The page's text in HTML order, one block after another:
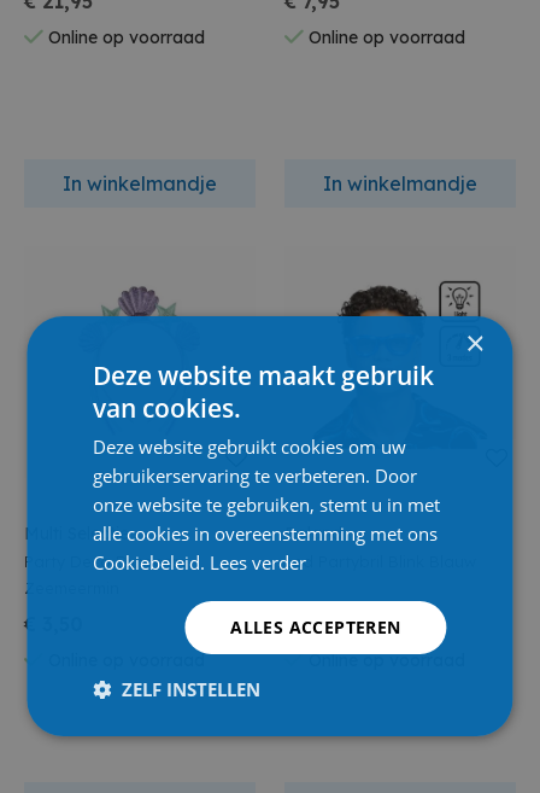
Online op voorraad
In winkelmandje
Online op voorraad
In winkelmandje
Multi Selectie
Party Deco Diadeem
Zeemeermin
€ 3,50
Online op voorraad
Boland
Led Partybril Blink Blauw
€ 3,99
Online op voorraad
×
Deze website maakt gebruik
van cookies.
Deze website gebruikt cookies om uw
gebruikerservaring te verbeteren. Door
onze website te gebruiken, stemt u in met
alle cookies in overeenstemming met ons
Cookiebeleid. Lees verder
ALLES ACCEPTEREN
ZELF INSTELLEN